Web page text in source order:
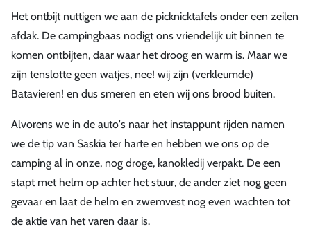
Het ontbijt nuttigen we aan de picknicktafels onder een zeilen
afdak. De campingbaas nodigt ons vriendelijk uit binnen te
komen ontbijten, daar waar het droog en warm is. Maar we
zijn tenslotte geen watjes, nee! wij zijn (verkleumde)
Batavieren! en dus smeren en eten wij ons brood buiten.
Alvorens we in de auto's naar het instappunt rijden namen
we de tip van Saskia ter harte en hebben we ons op de
camping al in onze, nog droge, kanokledij verpakt. De een
stapt met helm op achter het stuur, de ander ziet nog geen
gevaar en laat de helm en zwemvest nog even wachten tot
de aktie van het varen daar is.